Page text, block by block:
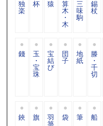
独
楽
杯 猿 算
木
・
木
三
味
駒
錫
杖
錢 玉
・
宝
珠
宝
結
び
団
子
地
紙
滕
・
千
切
鋏 旗 羽
箒
袋 筆 船